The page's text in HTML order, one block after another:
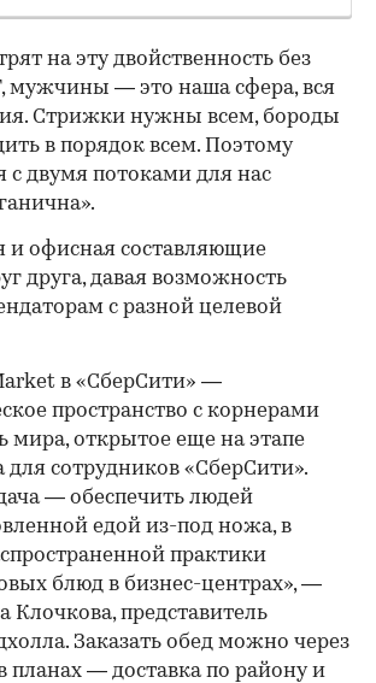
на эту двойственность без
мужчины — это наша сфера, вся
Стрижки нужны всем, бороды
в порядок всем. Поэтому
с двумя потоками для нас
и офисная составляющие
друга, давая возможность
с разной целевой
в «СберСити» —
пространство с корнерами
мира, открытое еще на этапе
для сотрудников «СберСити».
— обеспечить людей
едой из-под ножа, в
практики
блюд в бизнес-центрах», —
Клочкова, представитель
Заказать обед можно через
планах — доставка по району и